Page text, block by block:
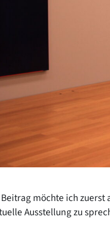
möchte ich
Ausstellung zu